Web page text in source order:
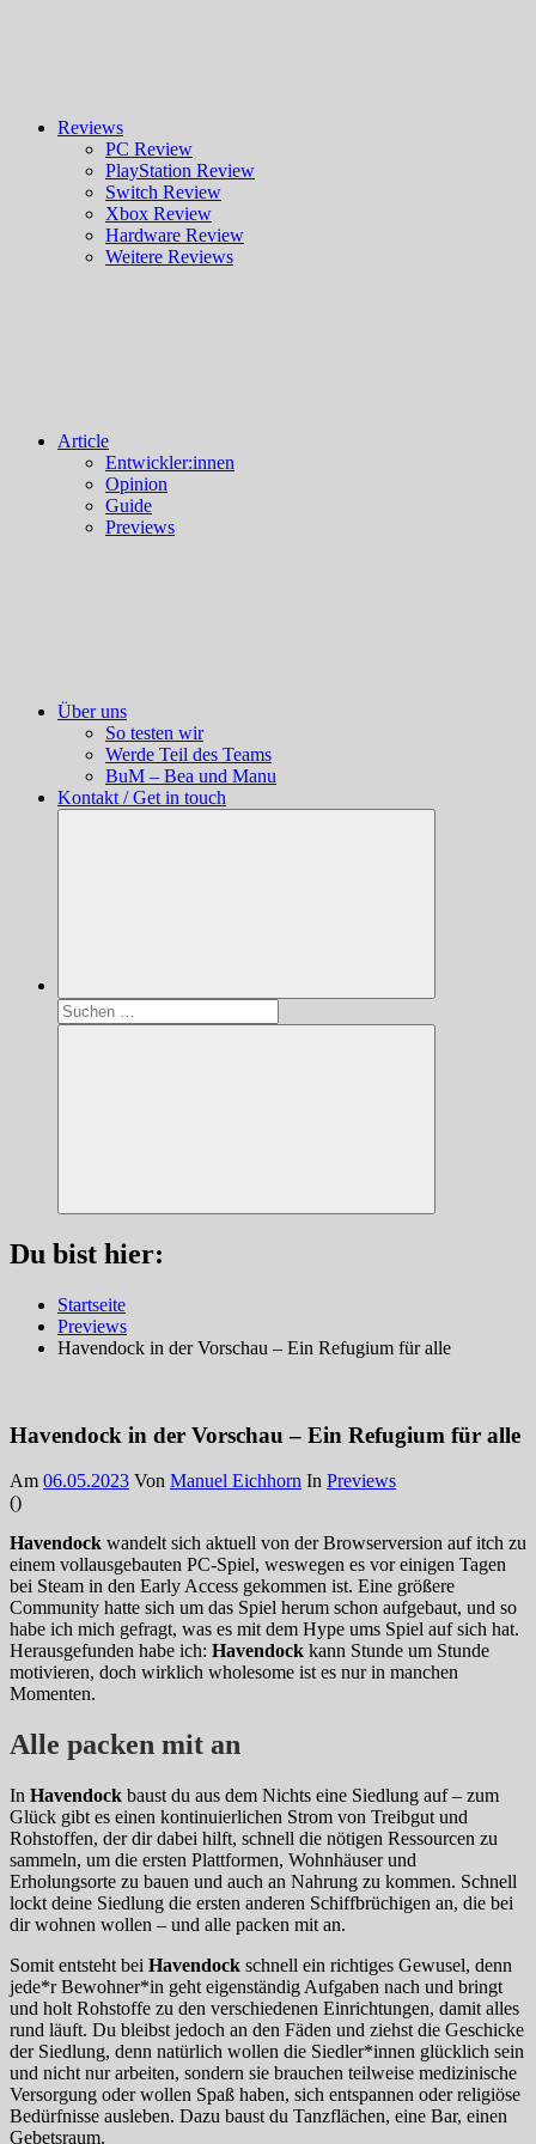
Reviews
PC Review
PlayStation Review
Switch Review
Xbox Review
Hardware Review
Weitere Reviews
Article
Entwickler:innen
Opinion
Guide
Previews
Über uns
So testen wir
Werde Teil des Teams
BuM – Bea und Manu
Kontakt / Get in touch
Suchen
nach:
Suchen
Du bist hier:
Startseite
Previews
Havendock in der Vorschau – Ein Refugium für alle
Havendock in der Vorschau – Ein Refugium für alle
Am 06.05.2023 Von Manuel Eichhorn In Previews
()
Havendock wandelt sich aktuell von der Browserversion auf itch zu
einem vollausgebauten PC-Spiel, weswegen es vor einigen Tagen
bei Steam in den Early Access gekommen ist. Eine größere
Community hatte sich um das Spiel herum schon aufgebaut, und so
habe ich mich gefragt, was es mit dem Hype ums Spiel auf sich hat.
Herausgefunden habe ich: Havendock kann Stunde um Stunde
motivieren, doch wirklich wholesome ist es nur in manchen
Momenten.
Alle packen mit an
In Havendock baust du aus dem Nichts eine Siedlung auf – zum
Glück gibt es einen kontinuierlichen Strom von Treibgut und
Rohstoffen, der dir dabei hilft, schnell die nötigen Ressourcen zu
sammeln, um die ersten Plattformen, Wohnhäuser und
Erholungsorte zu bauen und auch an Nahrung zu kommen. Schnell
lockt deine Siedlung die ersten anderen Schiffbrüchigen an, die bei
dir wohnen wollen – und alle packen mit an.
Somit entsteht bei Havendock schnell ein richtiges Gewusel, denn
jede*r Bewohner*in geht eigenständig Aufgaben nach und bringt
und holt Rohstoffe zu den verschiedenen Einrichtungen, damit alles
rund läuft. Du bleibst jedoch an den Fäden und ziehst die Geschicke
der Siedlung, denn natürlich wollen die Siedler*innen glücklich sein
und nicht nur arbeiten, sondern sie brauchen teilweise medizinische
Versorgung oder wollen Spaß haben, sich entspannen oder religiöse
Bedürfnisse ausleben. Dazu baust du Tanzflächen, eine Bar, einen
Gebetsraum.